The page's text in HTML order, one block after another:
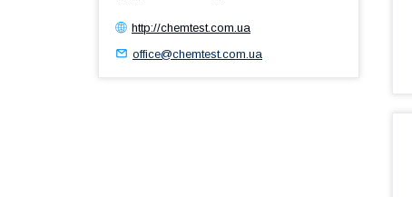
http://chemtest.com.ua
office@chemtest.com.ua